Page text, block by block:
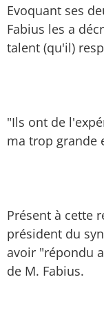
Evoquant ses
Fabius les a
talent (qu'il)
"Ils ont de
ma trop grande
Présent à cette
président du
avoir "répondu
de M. Fabius.